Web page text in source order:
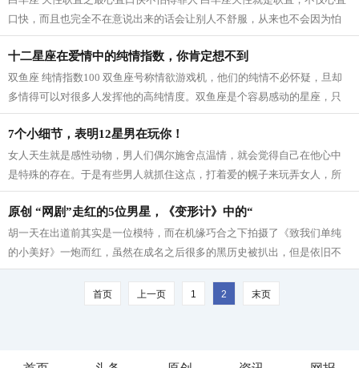
口快，而且也完全不在意说出来的话会让别人不舒服，从来也不会因为怕
得罪人而收敛自己的言谈，结交真心...
十二星座在爱情中的纯情指数，你肯定想不到
双鱼座 纯情指数100 双鱼座号称情欲游戏机，他们的纯情不必怀疑，旦却
多情得可以对很多人发挥他的高纯情度。双鱼座是个容易感动的星座，只
要跟情感有关的事都会让他有很多感触...
7个小细节，表明12星男在玩你！
女人天生就是感性动物，男人们偶尔施舍点温情，就会觉得自己在他心中
是特殊的存在。于是有些男人就抓住这点，打着爱的幌子来玩弄女人，所
以请妹子们擦亮眼睛，明辨渣男。 渣男...
原创 “网剧”走红的5位男星，《变形计》中的“
胡一天在出道前其实是一位模特，而在机缘巧合之下拍摄了《致我们单纯
的小美好》一炮而红，虽然在成名之后很多的黑历史被扒出，但是依旧不
影响他的人气。而他又凭借帅气的外表...
首页 上一页 1 2 末页